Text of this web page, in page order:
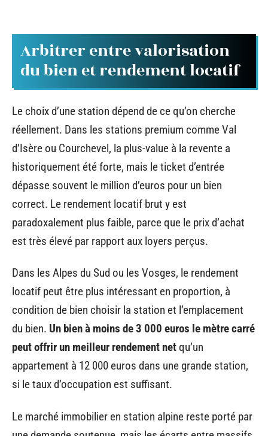
Arbitrer entre valorisation
du bien et rendement locatif
Le choix d’une station dépend de ce qu’on cherche
réellement. Dans les stations premium comme Val
d’Isère ou Courchevel, la plus-value à la revente a
historiquement été forte, mais le ticket d’entrée
dépasse souvent le million d’euros pour un bien
correct. Le rendement locatif brut y est
paradoxalement plus faible, parce que le prix d’achat
est très élevé par rapport aux loyers perçus.
Dans les Alpes du Sud ou les Vosges, le rendement
locatif peut être plus intéressant en proportion, à
condition de bien choisir la station et l’emplacement
du bien. Un bien à moins de 3 000 euros le mètre carré
peut offrir un meilleur rendement netqu’un
appartement à 12 000 euros dans une grande station,
si le taux d’occupation est suffisant.
Le marché immobilier en station alpine reste porté par